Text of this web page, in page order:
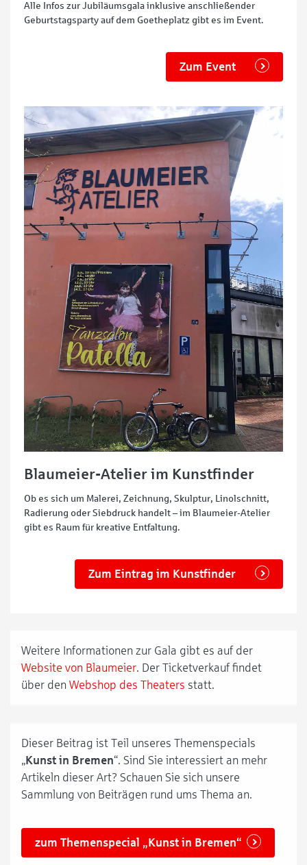
Alle Infos zur Jubiläumsgala inklusive anschließender
Geburtstagsparty auf dem Goetheplatz gibt es im Event.
Zum Event
Blaumeier-Atelier im Kunstfinder
Ob es sich um Malerei, Zeichnung, Skulptur, Linolschnitt,
Radierung oder Siebdruck handelt – im Blaumeier-Atelier
gibt es Raum für kreative Entfaltung.
Zum Eintrag im Kunstfinder
Weitere Informationen zur Gala gibt es auf der
Website von Blaumeier. Der Ticketverkauf findet
über den Webshop des Theaters statt.
Dieser Beitrag ist Teil unseres Themenspecials
„Kunst in Bremen“. Sind Sie interessiert an mehr
Artikeln dieser Art? Schauen Sie sich unsere
Sammlung von Beiträgen rund ums Thema an.
zum Themenspecial „Kunst in Bremen“